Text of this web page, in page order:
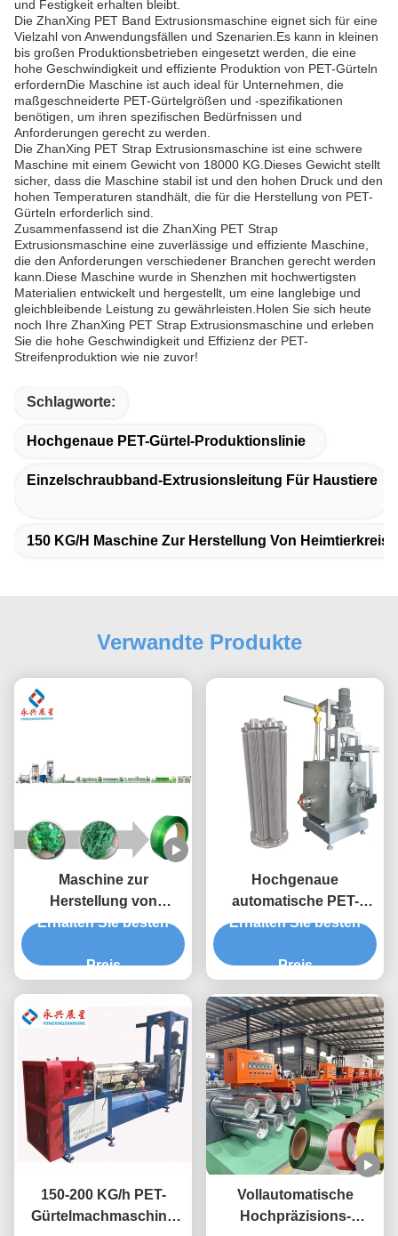
und Festigkeit erhalten bleibt.
Die ZhanXing PET Band Extrusionsmaschine eignet sich für eine
Vielzahl von Anwendungsfällen und Szenarien.Es kann in kleinen
bis großen Produktionsbetrieben eingesetzt werden, die eine
hohe Geschwindigkeit und effiziente Produktion von PET-Gürteln
erfordernDie Maschine ist auch ideal für Unternehmen, die
maßgeschneiderte PET-Gürtelgrößen und -spezifikationen
benötigen, um ihren spezifischen Bedürfnissen und
Anforderungen gerecht zu werden.
Die ZhanXing PET Strap Extrusionsmaschine ist eine schwere
Maschine mit einem Gewicht von 18000 KG.Dieses Gewicht stellt
sicher, dass die Maschine stabil ist und den hohen Druck und den
hohen Temperaturen standhält, die für die Herstellung von PET-
Gürteln erforderlich sind.
Zusammenfassend ist die ZhanXing PET Strap
Extrusionsmaschine eine zuverlässige und effiziente Maschine,
die den Anforderungen verschiedener Branchen gerecht werden
kann.Diese Maschine wurde in Shenzhen mit hochwertigsten
Materialien entwickelt und hergestellt, um eine langlebige und
gleichbleibende Leistung zu gewährleisten.Holen Sie sich heute
noch Ihre ZhanXing PET Strap Extrusionsmaschine und erleben
Sie die hohe Geschwindigkeit und Effizienz der PET-
Streifenproduktion wie nie zuvor!
Schlagworte:
Hochgenaue PET-Gürtel-Produktionslinie
Einzelschraubband-Extrusionsleitung Für Haustiere
150 KG/h Maschine Zur Herstellung Von
Verwandte Produkte
Maschine zur
Herstellung von
Kunststoffbanden
Erhalten Sie besten
Preis
Hochgenaue
automatische PET-
Gürtel-Produktionslinie
Gürtelmachmaschine
Erhalten Sie besten
Preis
150-200 KG/h PET-
Gürtelmachmaschine
Vollautomatische
Hochpräzisions-